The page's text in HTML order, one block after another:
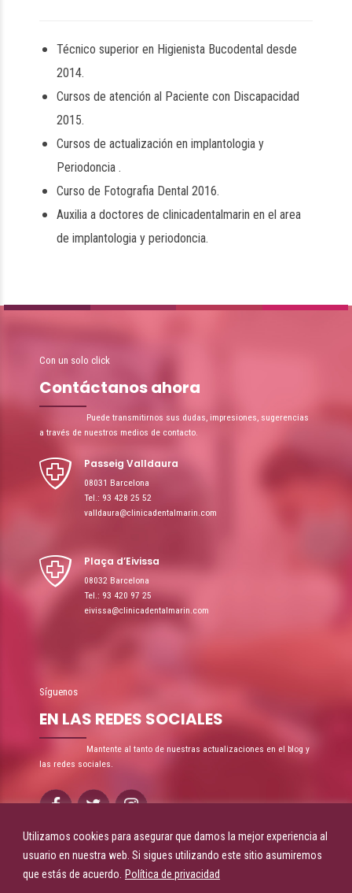
Utilizamos cookies para asegurar que damos la mejor experiencia al
usuario en nuestra web. Si sigues utilizando este sitio asumiremos
que estás de acuerdo. Política de privacidad
Técnico superior en Higienista Bucodental desde
2014.
Cursos de atención al Paciente con Discapacidad
2015.
Cursos de actualización en implantologia y
Periodoncia .
Curso de Fotografia Dental 2016.
Auxilia a doctores de clinicadentalmarin en el area
de implantologia y periodoncia.
Con un solo click
Contáctanos ahora
Puede transmitirnos sus dudas, impresiones, sugerencias
a través de nuestros medios de contacto.
Passeig Valldaura
08031 Barcelona
Tel.: 93 428 25 52
valldaura@clinicadentalmarin.com
Plaça d’Eivissa
08032 Barcelona
Tel.: 93 420 97 25
eivissa@clinicadentalmarin.com
Síguenos
EN LAS REDES SOCIALES
Mantente al tanto de nuestras actualizaciones en el blog y
las redes sociales.